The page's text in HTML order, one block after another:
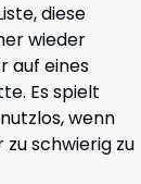
diese
wieder
auf eines
Es spielt
wenn
schwierig zu